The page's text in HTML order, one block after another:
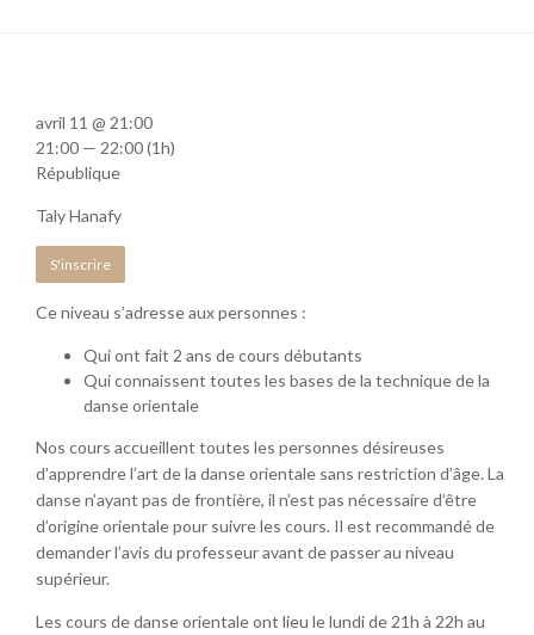
Ce niveau s’adresse aux personnes :
Qui ont fait 2 ans de cours débutants
Qui connaissent toutes les bases de la technique de la
danse orientale
Nos cours accueillent toutes les personnes désireuses
d’apprendre l’art de la danse orientale sans restriction d’âge. La
danse n’ayant pas de frontière, il n’est pas nécessaire d’être
d’origine orientale pour suivre les cours. Il est recommandé de
demander l’avis du professeur avant de passer au niveau
supérieur.
Les cours de danse orientale ont lieu le lundi de 21h à 22h au
avril 11 @ 21:00
21:00 — 22:00(1h)
République
Taly Hanafy
S'inscrire